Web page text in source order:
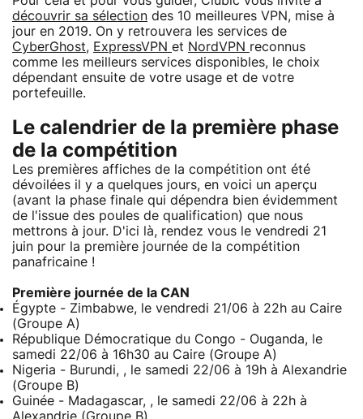
découvrir sa sélection des 10 meilleures VPN, mise à
jour en 2019. On y retrouvera les services de
CyberGhost, ExpressVPN et NordVPN reconnus
comme les meilleurs services disponibles, le choix
dépendant ensuite de votre usage et de votre
portefeuille.
Le calendrier de la première phase
de la compétition
Les premières affiches de la compétition ont été
dévoilées il y a quelques jours, en voici un aperçu
(avant la phase finale qui dépendra bien évidemment
de l'issue des poules de qualification) que nous
mettrons à jour. D'ici là, rendez vous le vendredi 21
juin pour la première journée de la compétition
panafricaine !
Première journée de la CAN
Égypte - Zimbabwe, le vendredi 21/06 à 22h au Caire
(Groupe A)
République Démocratique du Congo - Ouganda, le
samedi 22/06 à 16h30 au Caire (Groupe A)
Nigeria - Burundi, , le samedi 22/06 à 19h à Alexandrie
(Groupe B)
Guinée - Madagascar, , le samedi 22/06 à 22h à
Alexandrie (Groupe B)